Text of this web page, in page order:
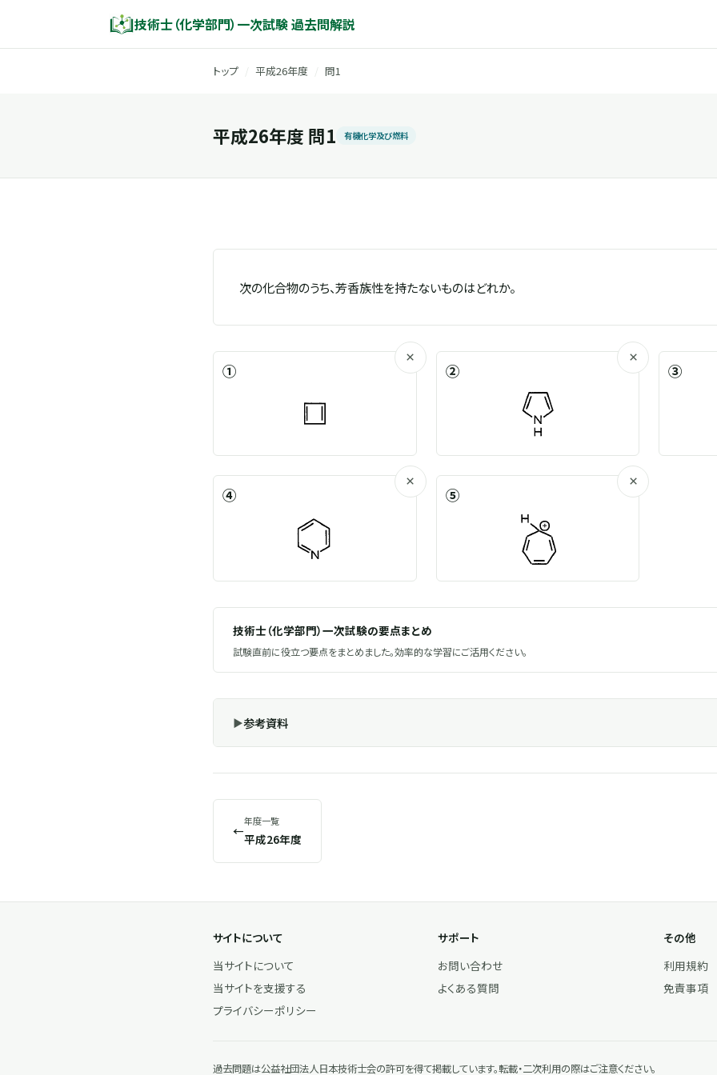
技術士（化学部門）一次試験 過去問解説
トップ 平成26年度 問1
平成26年度 問1 有機化学及び燃料
次の化合物のうち、芳香族性を持たないものはどれか。
①
×
②
×
③
④
×
⑤
×
技術士（化学部門）一次試験の要点まとめ
試験直前に役立つ要点をまとめました。効率的な学習にご活用ください。
参考資料
←
年度一覧
平成26年度
サイトについて
当サイトについて
当サイトを支援する
プライバシーポリシー
サポート
お問い合わせ
よくある質問
その他
利用規約
免責事項
過去問題は公益社団法人日本技術士会の許可を得て掲載しています。転載・二次利用の際はご注意ください。